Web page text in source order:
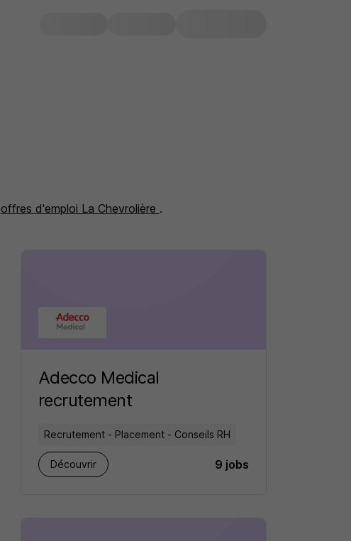
offres d'emploi La Chevrolière .
Adecco Medical
recrutement
Recrutement - Placement - Conseils RH
Découvrir 9 jobs